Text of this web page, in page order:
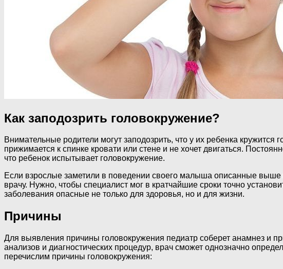
Как заподозрить головокружение?
Внимательные родители могут заподозрить, что у их ребенка
прижимается к спинке кровати или стене и не хочет двигаться.
что ребенок испытывает головокружение.
Если взрослые заметили в поведении своего малыша описанные выше
врачу. Нужно, чтобы специалист мог в кратчайшие сроки точно
заболевания опасные не только для здоровья, но и для жизни.
Причины
Для выявления причины головокружения педиатр соберет анамнез и
анализов и диагностических процедур, врач сможет однозначно
перечислим причины головокружения: